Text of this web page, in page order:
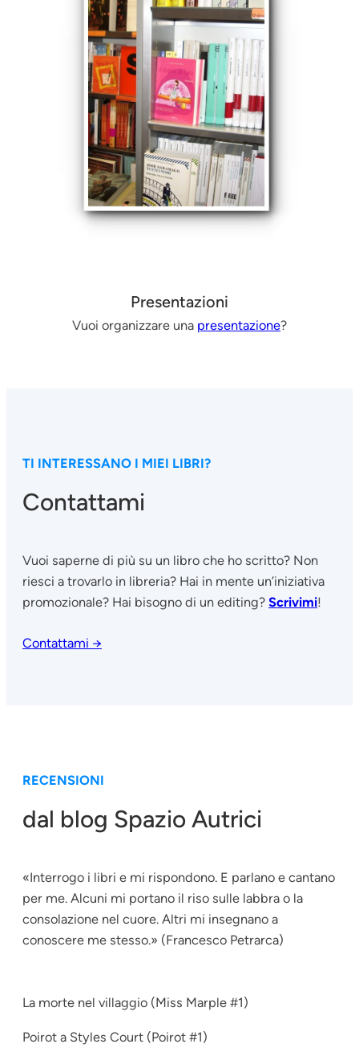
Presentazioni
Vuoi organizzare una presentazione?
TI INTERESSANO I MIEI LIBRI?
Contattami
Vuoi saperne di più su un libro che ho scritto? Non
riesci a trovarlo in libreria? Hai in mente un’iniziativa
promozionale? Hai bisogno di un editing? Scrivimi!
Contattami →
RECENSIONI
dal blog Spazio Autrici
«Interrogo i libri e mi rispondono. E parlano e cantano
per me. Alcuni mi portano il riso sulle labbra o la
consolazione nel cuore. Altri mi insegnano a
conoscere me stesso.» (Francesco Petrarca)
La morte nel villaggio (Miss Marple #1)
Poirot a Styles Court (Poirot #1)